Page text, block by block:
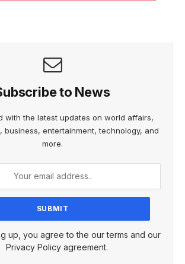
to News
with the latest updates on world affairs,
business, entertainment, technology, and
more.
up, you agree to the our terms and our
Privacy Policy agreement.